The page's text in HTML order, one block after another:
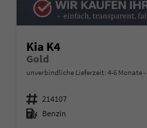
Kia K4
Gold
unverbindliche Lieferzeit: 4-6 Monate
Fahrzeugnummer 214107
Kraftstoff Benzin